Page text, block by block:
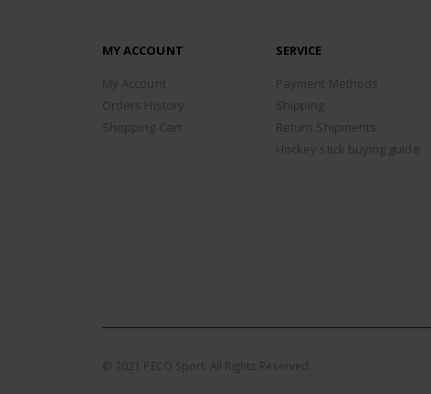
MY ACCOUNT
My Account
Orders History
Shopping Cart
SERVICE
Payment Methods
Shipping
Return Shipments
Hockey stick buying guide
© 2021 PECO Sport. All Rights Reserved.